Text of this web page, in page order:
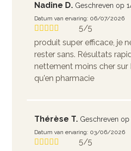
Nadine D. Geschreven op
Datum van ervaring: 06/07/2026
5/5
produit super efficace, je
rester sans. Résultats
nettement moins cher sur
qu'en pharmacie
Thérèse T. Geschreven
Datum van ervaring: 03/06/2026
5/5